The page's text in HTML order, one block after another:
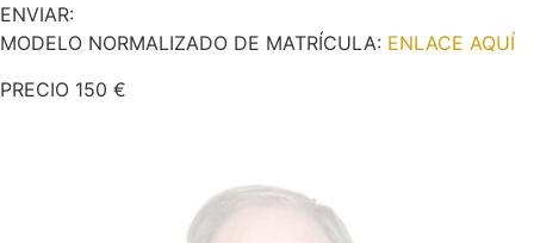
ENVIAR:
MODELO NORMALIZADO DE MATRÍCULA: ENLACE AQUÍ
PRECIO 150 €